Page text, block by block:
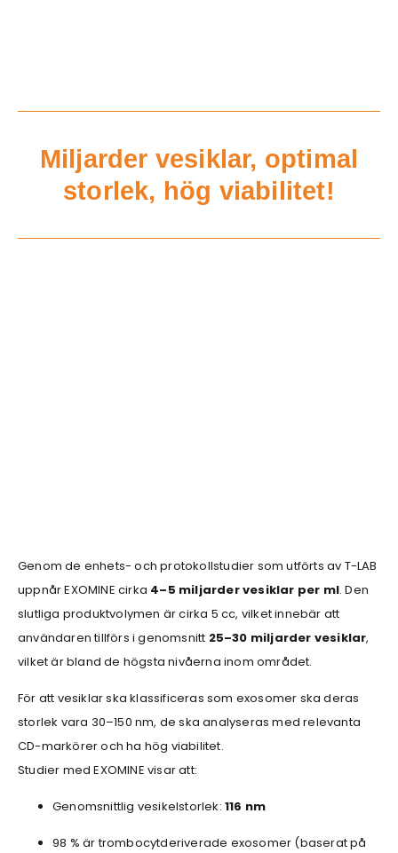
Miljarder vesiklar, optimal
storlek, hög viabilitet!
Genom de enhets- och protokollstudier som utförts av T-LAB
uppnår EXOMINE cirka 4–5 miljarder vesiklar per ml. Den
slutliga produktvolymen är cirka 5 cc, vilket innebär att
användaren tillförs i genomsnitt 25–30 miljarder vesiklar,
vilket är bland de högsta nivåerna inom området.
För att vesiklar ska klassificeras som exosomer ska deras
storlek vara 30–150 nm, de ska analyseras med relevanta
CD-markörer och ha hög viabilitet.
Studier med EXOMINE visar att:
Genomsnittlig vesikelstorlek: 116 nm
98 % är trombocytderiverade exosomer (baserat på